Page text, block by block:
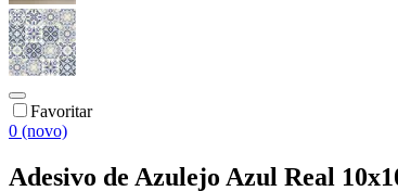
Favoritar
0 (novo)
Adesivo de Azulejo Azul Real